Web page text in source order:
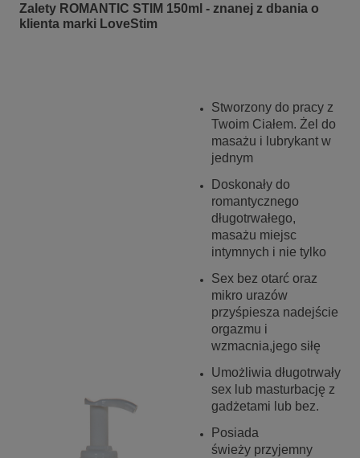
Zalety ROMANTIC STIM 150ml - znanej z dbania o
klienta marki LoveStim
Stworzony do pracy z
Twoim Ciałem. Żel do
masażu i lubrykant w
jednym
Doskonały do
romantycznego
długotrwałego,
masażu miejsc
intymnych i nie tylko
Sex bez otarć oraz
mikro urazów
przyśpiesza nadejście
orgazmu i
wzmacnia,jego siłę
Umożliwia długotrwały
sex lub masturbację z
gadżetami lub bez.
Posiada
świeży przyjemny